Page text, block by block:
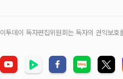
이투데이 독자편집위원회는 독자의 권익보